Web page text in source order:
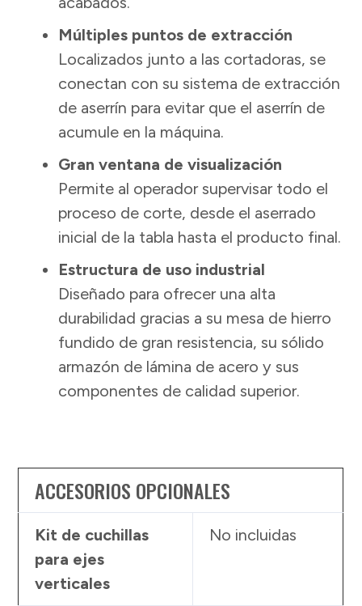
Múltiples puntos de extracción
Localizados junto a las cortadoras, se
conectan con su sistema de extracción
de aserrín para evitar que el aserrín de
acumule en la máquina.
Gran ventana de visualización
Permite al operador supervisar todo el
proceso de corte, desde el aserrado
inicial de la tabla hasta el producto final.
Estructura de uso industrial
Diseñado para ofrecer una alta
durabilidad gracias a su mesa de hierro
fundido de gran resistencia, su sólido
armazón de lámina de acero y sus
componentes de calidad superior.
ACCESORIOS OPCIONALES
Kit de cuchillas
para ejes
verticales
No incluidas